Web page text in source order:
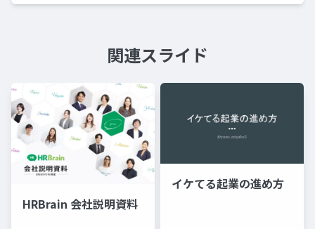
関連スライド
HRBrain 会社説明資料
イケてる起業の進め方